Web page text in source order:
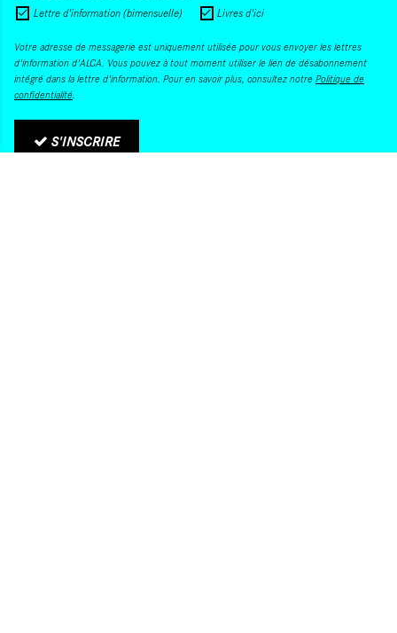
Lettre d'information (bimensuelle) Livres d'ici
Votre adresse de messagerie est uniquement utilisée pour vous envoyer les lettres
d'information d'ALCA. Vous pouvez à tout moment utiliser le lien de désabonnement
intégré dans la lettre d'information. Pour en savoir plus, consultez notre Politique de
confidentialité.
S'INSCRIRE